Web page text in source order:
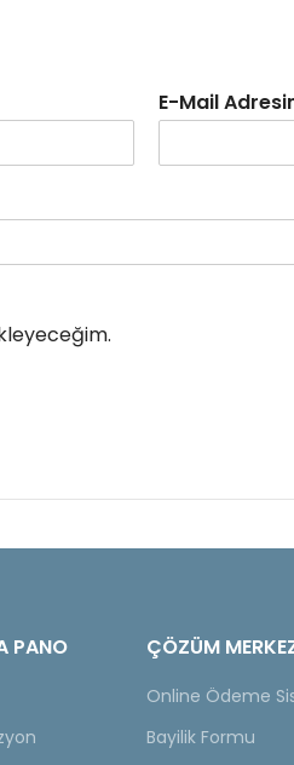
E-Mail
PANO ÇÖZÜM
Online Ödeme
Bayilik Formu